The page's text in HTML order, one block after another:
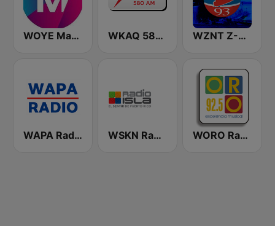
WOYE Magic 97.3 FM WKAQ 580 AM WZNT Z-93 FM
WAPA Radio WSKN Radio Isla 1320 AM WORO Radio Oro 92.5 FM